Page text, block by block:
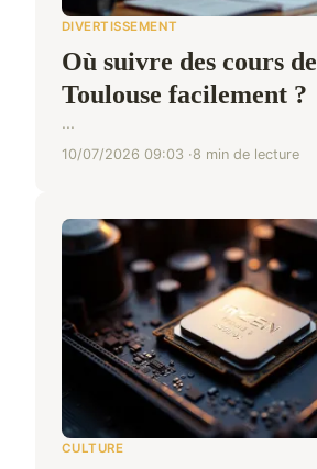
DIVERTISSEMENT
Où suivre des cours
Toulouse facilement ?
...
10/07/2026 09:03 8 min de lecture
CULTURE